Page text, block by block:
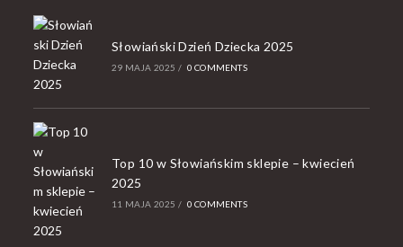
Słowiański Dzień Dziecka 2025
29 MAJA 2025 / 0 COMMENTS
Top 10 w Słowiańskim sklepie – kwiecień
2025
11 MAJA 2025 / 0 COMMENTS